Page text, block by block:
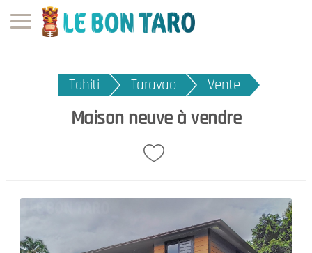
Tahiti Taravao Vente
Maison neuve à vendre